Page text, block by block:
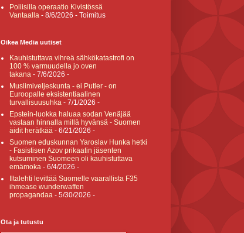
Poliisilla operaatio Kivistössä
Vantaalla - 8/6/2026 - Toimitus
Oikea Media uutiset
Kauhistuttava vihreä sähkökatastrofi on
100 % varmuudella jo oven
takana - 7/6/2026 -
Muslimiveljeskunta - ei Putler - on
Euroopalle eksistentiaalinen
turvallisuusuhka - 7/1/2026 -
Epstein-luokka haluaa sodan Venäjää
vastaan hinnalla millä hyvänsä - Suomen
äidit herätkää - 6/21/2026 -
Suomen eduskunnan Yaroslav Hunka hetki
- Fasistisen Azov prikaatin jäsenten
kutsuminen Suomeen oli kauhistuttava
emämoka - 6/4/2026 -
Iltalehti levittää Suomelle vaarallista F35
ihmease wunderwaffen
propagandaa - 5/30/2026 -
Ota ja tutustu